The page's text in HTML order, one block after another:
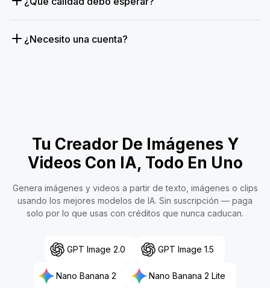
¿Necesito una cuenta?
Tu Creador De Imágenes Y
Videos Con IA, Todo En Uno
Genera imágenes y videos a partir de texto, imágenes o clips
usando los mejores modelos de IA. Sin suscripción — paga
solo por lo que usas con créditos que nunca caducan.
GPT Image 2.0 GPT Image 1.5
Nano Banana 2 Nano Banana 2 Lite